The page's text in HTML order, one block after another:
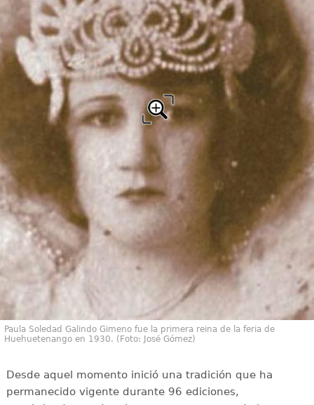
Paula Soledad Galindo Gimeno fue la primera reina de la feria de
Huehuetenango en 1930. (Foto: José Gómez)
Desde aquel momento inició una tradición que ha
permanecido vigente durante 96 ediciones,